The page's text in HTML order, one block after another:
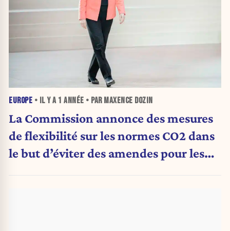
EUROPE • IL Y A 1 ANNÉE • PAR MAXENCE DOZIN
La Commission annonce des mesures
de flexibilité sur les normes CO2 dans
le but d’éviter des amendes pour les